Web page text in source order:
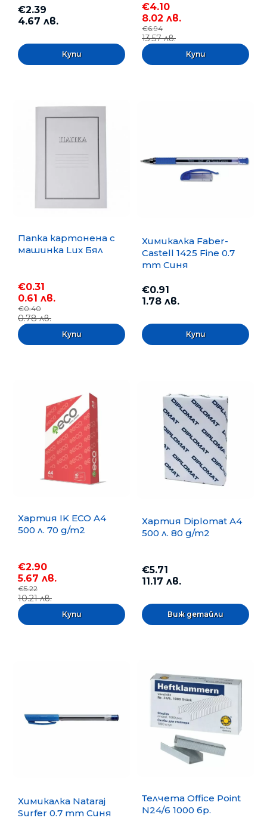
€2.39
4.67 лв.
€4.10
8.02 лв.
€6.94
13.57 лв.
Папка картонена с
машинка Lux Бял
€0.31
0.61 лв.
€0.40
0.78 лв.
Химикалка Faber-
Castell 1425 Fine 0.7
mm Синя
€0.91
1.78 лв.
Хартия IK ECO A4
500 л. 70 g/m2
€2.90
5.67 лв.
€5.22
10.21 лв.
Хартия Diplomat A4
500 л. 80 g/m2
€5.71
11.17 лв.
Виж детайли
Химикалка Nataraj
Surfer 0.7 mm Синя
Телчета Office Point
N24/6 1000 бр.